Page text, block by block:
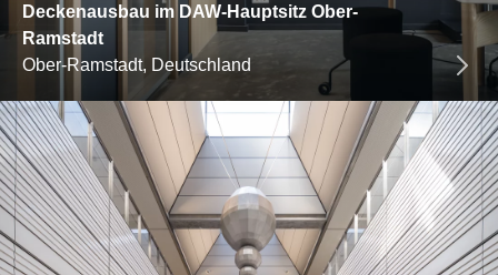
Deckenausbau im DAW-Hauptsitz Ober-
Ramstadt
Ober-Ramstadt, Deutschland